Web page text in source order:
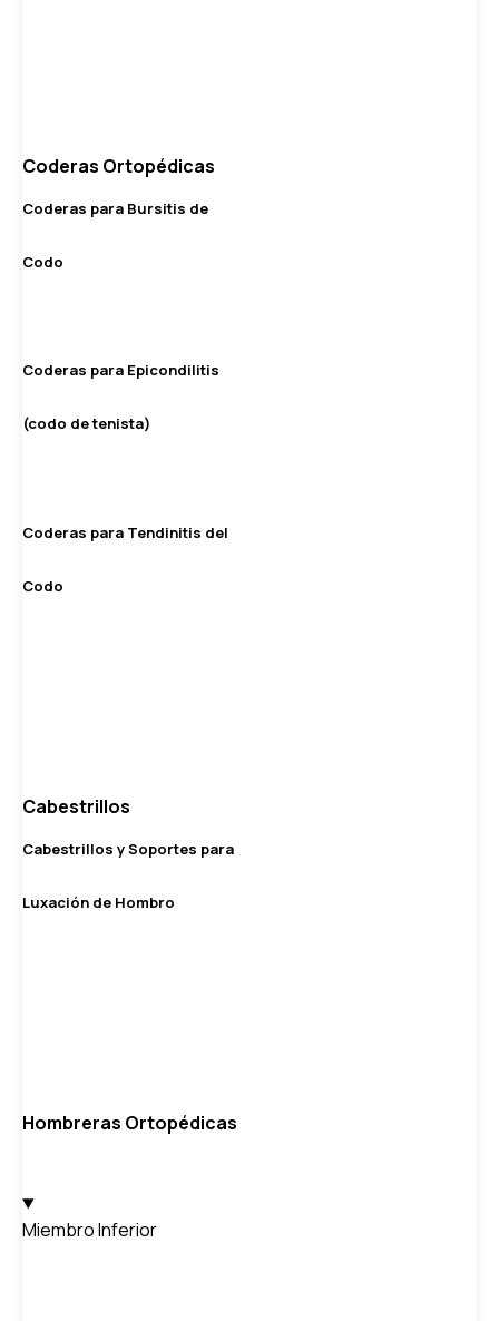
Coderas Ortopédicas
Coderas para Bursitis de
Codo
Coderas para Epicondilitis
(codo de tenista)
Coderas para Tendinitis del
Codo
Cabestrillos
Cabestrillos y Soportes para
Luxación de Hombro
Hombreras Ortopédicas
Miembro Inferior